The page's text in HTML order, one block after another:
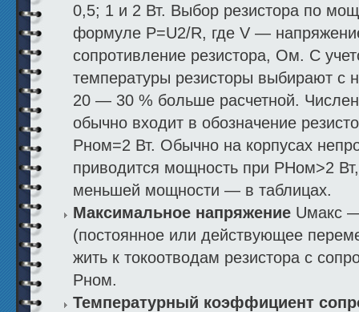
0,5; 1 и 2 Вт. Вы­бор резистора по
формуле Р=U2/R, где V —
сопротивление резистора, Ом. С
температуры ре­зисторы выбирают с
20 — 30 % больше расчетной.
обычно входит в обозна­чение
Рном=2 Вт. Обычно на кор­пусах
приводится мощность при РНом>2
меньшей мощности — в таблицах.
Максимальное напряжение Uмакс
(постоянное или действующее
жить к токоотводам резистора с
Рном.
Температурный коэффициент